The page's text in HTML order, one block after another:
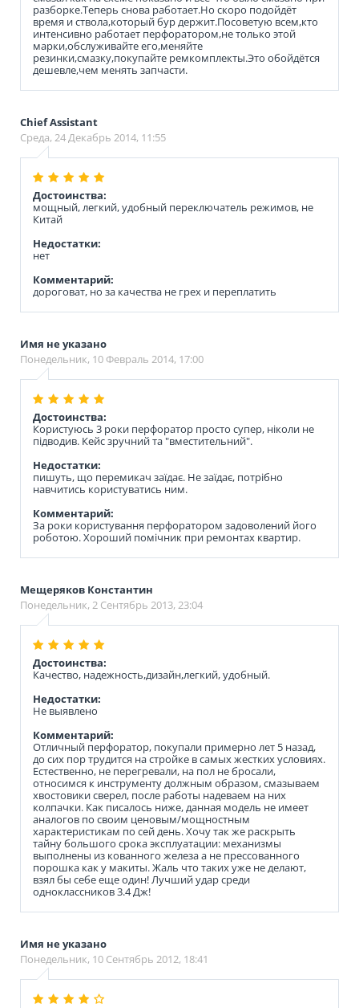
разборке.Теперь снова работает.Но скоро подойдёт
время и ствола,который бур держит.Посоветую всем,кто
интенсивно работает перфоратором,не только этой
марки,обслуживайте его,меняйте
резинки,смазку,покупайте ремкомплекты.Это обойдётся
дешевле,чем менять запчасти.
Chief Assistant
Среда, 24 Декабрь 2014, 11:55
Достоинства:
мощный, легкий, удобный переключатель режимов, не
Китай
Недостатки:
нет
Комментарий:
дороговат, но за качества не грех и переплатить
Имя не указано
Понедельник, 10 Февраль 2014, 17:00
Достоинства:
Користуюсь 3 роки перфоратор просто супер, ніколи не
підводив. Кейс зручний та "вместительний".
Недостатки:
пишуть, що перемикач заїдає. Не заїдає, потрібно
навчитись користуватись ним.
Комментарий:
За роки користування перфоратором задоволений його
роботою. Хороший помічник при ремонтах квартир.
Мещеряков Константин
Понедельник, 2 Сентябрь 2013, 23:04
Достоинства:
Качество, надежность,дизайн,легкий, удобный.
Недостатки:
Не выявлено
Комментарий:
Отличный перфоратор, покупали примерно лет 5 назад,
до сих пор трудится на стройке в самых жестких условиях.
Естественно, не перегревали, на пол не бросали,
относимся к инструменту должным образом, смазываем
хвостовики сверел, после работы надеваем на них
колпачки. Как писалось ниже, данная модель не имеет
аналогов по своим ценовым/мощностным
характеристикам по сей день. Хочу так же раскрыть
тайну большого срока эксплуатации: механизмы
выполнены из кованного железа а не прессованного
порошка как у макиты. Жаль что таких уже не делают,
взял бы себе еще один! Лучший удар среди
одноклассников 3.4 Дж!
Имя не указано
Понедельник, 10 Сентябрь 2012, 18:41